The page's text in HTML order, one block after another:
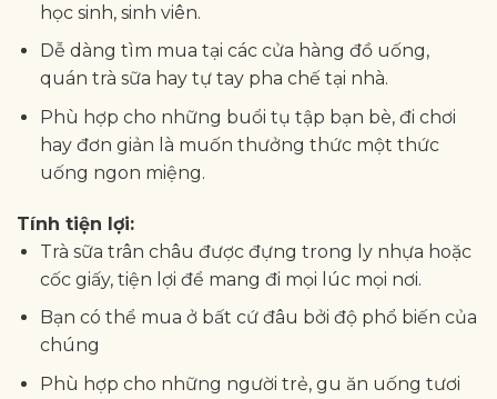
học sinh, sinh viên.
Dễ dàng tìm mua tại các cửa hàng đồ uống,
quán trà sữa hay tự tay pha chế tại nhà.
Phù hợp cho những buổi tụ tập bạn bè, đi chơi
hay đơn giản là muốn thưởng thức một thức
uống ngon miệng.
Tính tiện lợi:
Trà sữa trân châu được đựng trong ly nhựa hoặc
cốc giấy, tiện lợi để mang đi mọi lúc mọi nơi.
Bạn có thể mua ở bất cứ đâu bởi độ phổ biến của
chúng
Phù hợp cho những người trẻ, gu ăn uống tươi